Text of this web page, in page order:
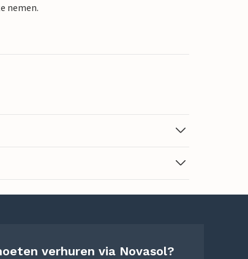
nemen.
verhuren via Novasol?